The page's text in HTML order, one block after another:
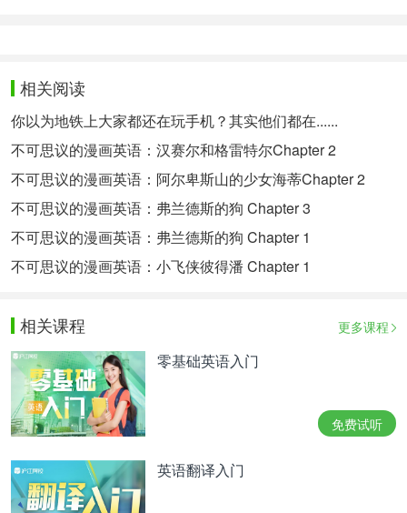
相关阅读
你以为地铁上大家都还在玩手机？其实他们都在......
不可思议的漫画英语：汉赛尔和格雷特尔Chapter 2
不可思议的漫画英语：阿尔卑斯山的少女海蒂Chapter 2
不可思议的漫画英语：弗兰德斯的狗 Chapter 3
不可思议的漫画英语：弗兰德斯的狗 Chapter 1
不可思议的漫画英语：小飞侠彼得潘 Chapter 1
相关课程 更多课程
零基础英语入门
免费试听
英语翻译入门